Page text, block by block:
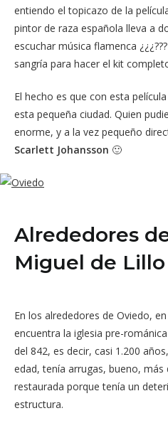
entiendo el topicazo de la
pintor de raza española lleva a
escuchar música flamenca
sangría para hacer el kit
El hecho es que con esta
esta pequeña ciudad. Quien
enorme, y a la vez pequeño
Scarlett Johansson 🙂
Alrededores
Miguel de Lillo
En los alrededores de Oviedo,
encuentra la iglesia pre-
del 842, es decir, casi 1.200
edad, tenía arrugas, bueno, más
restaurada porque tenía un
estructura.